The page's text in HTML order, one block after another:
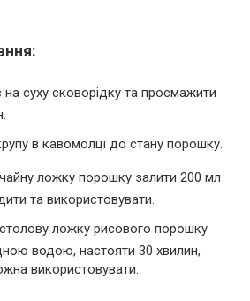
на суху сковорідку та просмажити
в кавомолці до стану порошку.
ложку порошку залити 200 мл
та використовувати.
ложку рисового порошку
водою, настояти 30 хвилин,
використовувати.